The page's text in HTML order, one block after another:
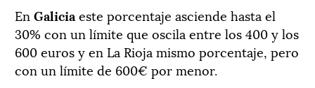
En Galicia este porcentaje asciende hasta el
30% con un límite que oscila entre los 400 y los
600 euros y en La Rioja mismo porcentaje, pero
con un límite de 600€ por menor.